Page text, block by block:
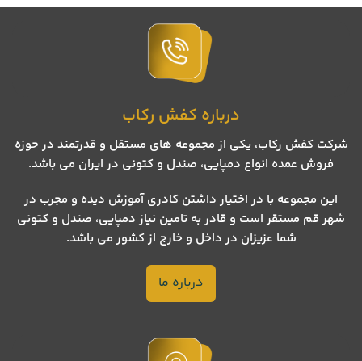
درباره کفش رکاب
شرکت کفش رکاب، یکی از مجموعه های مستقل و قدرتمند در حوزه
فروش عمده انواع دمپایی، صندل و کتونی در ایران می باشد.
این مجموعه با در اختیار داشتن کادری آموزش دیده و مجرب در
شهر قم مستقر است و قادر به تامین نیاز دمپایی، صندل و کتونی
شما عزیزان در داخل و خارج از کشور می باشد.
درباره ما